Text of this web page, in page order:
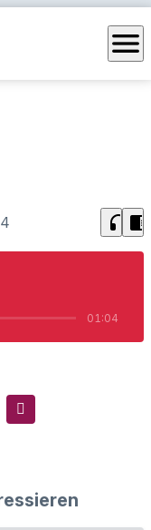
menu
headphones chrome_reader_mode
01:04